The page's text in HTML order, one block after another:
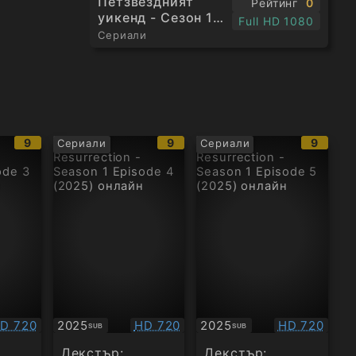
уикенд - Сезон 1
Епизод 4
Сериали
Рейтинг
0
Full HD 1080
IMDb
рейтинг:
9
720
Сериали
IMDb
рейтинг:
9
2025SUB
Субтитри Качество:
HD 720
Сериали
IMDb
9
2025SUB
Субтитри Качество:
HD 720